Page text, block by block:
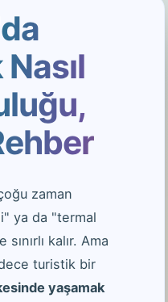
zaman
ya da "termal
kalır. Ama
turistik bir
yaşamak